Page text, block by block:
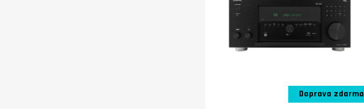
Doprava zdarma